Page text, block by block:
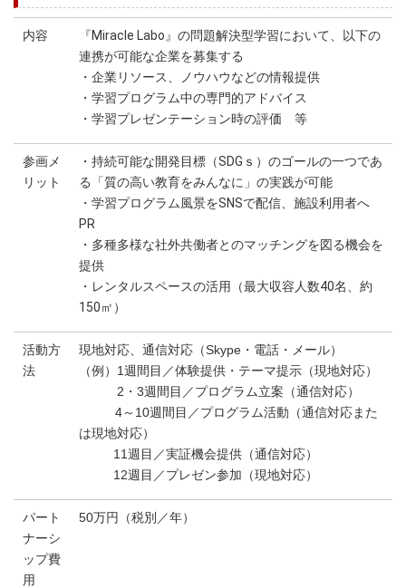
内容
『Miracle Labo』の問題解決型学習において、以下の
連携が可能な企業を募集する
・企業リソース、ノウハウなどの情報提供
・学習プログラム中の専門的アドバイス
・学習プレゼンテーション時の評価 等
参画メ
リット
・持続可能な開発目標（SDGｓ）のゴールの一つであ
る「質の高い教育をみんなに」の実践が可能
・学習プログラム風景をSNSで配信、施設利用者へ
PR
・多種多様な社外共働者とのマッチングを図る機会を
提供
・レンタルスペースの活用（最大収容人数40名、約
150㎡）
活動方
法
現地対応、通信対応（Skype・電話・メール）
（例）1週間目／体験提供・テーマ提示（現地対応）
2・3週間目／プログラム立案（通信対応）
4～10週間目／プログラム活動（通信対応また
は現地対応）
11週目／実証機会提供（通信対応）
12週目／プレゼン参加（現地対応）
パート
ナーシ
ップ費
用
50万円（税別／年）